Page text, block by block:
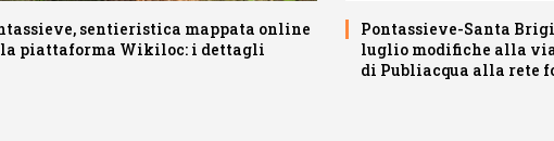
sentieristica mappata online
piattaforma Wikiloc: i dettagli
Pontassieve-Santa
luglio modifiche alla
di Publiacqua alla rete